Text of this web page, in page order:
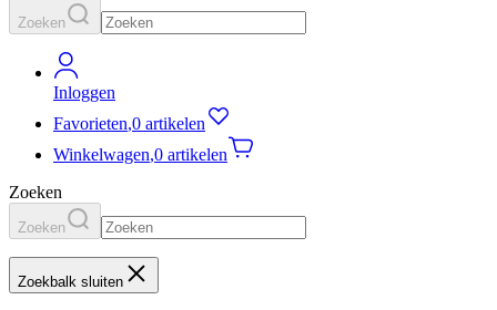
Zoeken
Inloggen
Favorieten,0 artikelen
Winkelwagen,0 artikelen
Zoeken
Zoeken
Zoekbalk sluiten